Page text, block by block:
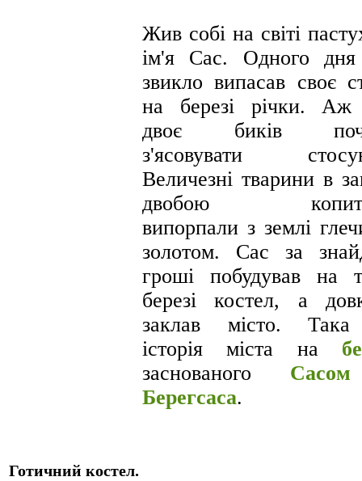
Жив собі на світі
ім'я Сас. Одного дня
звикло випасав своє
на березі річки. Аж
двоє биків
з'ясовувати
Величезні тварини в
двобою
випорпали з землі
золотом. Сас за
гроші побудував на
березі костел, а
заклав місто.
історія міста на
заснованого
Берегсаса.
Готичний костел.